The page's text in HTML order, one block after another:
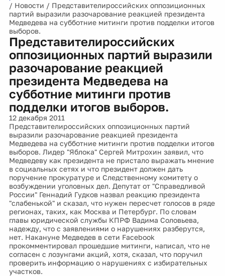
/ Новости / Представителироссийских оппозиционных
партий выразили разочарование реакцией президента
Медведева на субботние митинги против подделки итогов
выборов.
Представителироссийских
оппозиционных партий выразили
разочарование реакцией
президента Медведева на
субботние митинги против
подделки итогов выборов.
12 декабря 2011
Представителироссийских оппозиционных партий
выразили разочарование реакцией президента
Медведева на субботние митинги против подделки итогов
выборов. Лидер "Яблока" Сергей Митрохин заявил, что
Медведеву как президента не пристало выражать мнение
в социальных сетях и что президент должен дать
поручение прокуратуре и Следственному комитету о
возбуждении уголовных дел. Депутат от "Справедливой
России" Геннадий Гудков назвал реакцию президента
"слабенькой" и сказал, что нужен пересчет голосов в ряде
регионах, таких, как Москва и Петербург. По словам
главы юридической службы КПРФ Вадима Соловьева,
надежду, что с заявлениями о нарушениях разберутся,
нет. Накануне Медведев в сети Facebook
прокомментировал прошедшие митинги, написал, что не
согласен с лозунгами акций, хотя, сказал, что поручил
проверить информацию о нарушениях с избирательных
участков.